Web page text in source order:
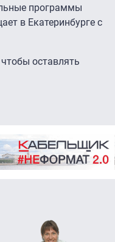
программы
в Екатеринбурге с
чтобы оставлять